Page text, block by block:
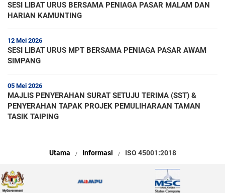
SESI LIBAT URUS BERSAMA PENIAGA PASAR MALAM DAN
HARIAN KAMUNTING
12 Mei 2026
SESI LIBAT URUS MPT BERSAMA PENIAGA PASAR AWAM
SIMPANG
05 Mei 2026
MAJLIS PENYERAHAN SURAT SETUJU TERIMA (SST) &
PENYERAHAN TAPAK PROJEK PEMULIHARAAN TAMAN
TASIK TAIPING
Utama Informasi ISO 45001:2018